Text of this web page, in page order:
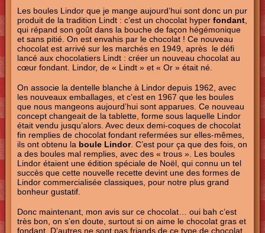
Les boules Lindor que je mange aujourd’hui sont donc un pur
produit de la tradition Lindt : c’est un chocolat hyper fondant,
qui répand son goût dans la bouche de façon hégémonique
et sans pitié. On est envahis par le chocolat ! Ce nouveau
chocolat est arrivé sur les marchés en 1949, après le défi
lancé aux chocolatiers Lindt : créer un nouveau chocolat au
cœur fondant. Lindor, de « Lindt » et « Or » était né.
On associe la dentelle blanche à Lindor depuis 1962, avec
les nouveaux emballages, et c’est en 1967 que les boules
que nous mangeons aujourd’hui sont apparues. Ce nouveau
concept changeait de la tablette, forme sous laquelle Lindor
était vendu jusqu’alors. Avec deux demi-coques de chocolat
fin remplies de chocolat fondant refermées sur elles-mêmes,
ils ont obtenu la boule Lindor. C’est pour ça que des fois, on
a des boules mal remplies, avec des « trous ». Les boules
Lindor étaient une édition spéciale de Noël, qui connu un tel
succès que cette nouvelle recette devint une des formes de
Lindor commercialisée classiques, pour notre plus grand
bonheur gustatif.
Donc maintenant, mon avis sur ce chocolat… oui bah c’est
très bon, on s’en doute, surtout si on aime le chocolat gras et
fondant. D’autres ne sont pas friands de ce type de chocolat,